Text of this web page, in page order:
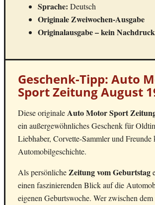
Sprache: Deutsch
Originale Zweiwochen-Ausgabe
Originalausgabe – kein Nachdruck
Geschenk-Tipp: Auto
Sport Zeitung August
Diese originaleAuto Motor Sport
ein außergewöhnliches Geschenk für
Liebhaber, Corvette-Sammler und Freunde
Automobilgeschichte.
Als persönlicheZeitung vom Geburtstag
einen faszinierenden Blick auf die
eigenen Geburtswoche. Wer zwischen dem